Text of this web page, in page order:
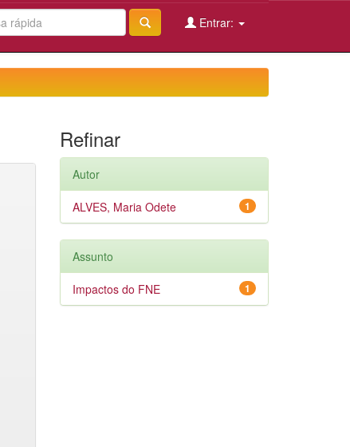
Entrar:
Refinar
Autor
1
ALVES, Maria Odete
Assunto
1
Impactos do FNE